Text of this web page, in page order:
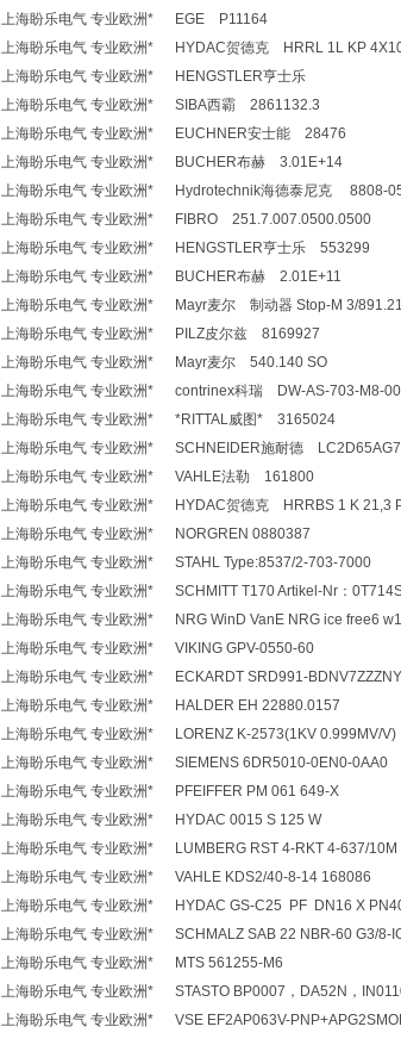
上海盼乐电气 专业欧洲* EGE P11164
上海盼乐电气 专业欧洲* HYDAC贺德克 HRRL 1L KP 4X10
上海盼乐电气 专业欧洲* HENGSTLER亨士乐
上海盼乐电气 专业欧洲* SIBA西霸 2861132.3
上海盼乐电气 专业欧洲* EUCHNER安士能 28476
上海盼乐电气 专业欧洲* BUCHER布赫 3.01E+14
上海盼乐电气 专业欧洲* Hydrotechnik海德泰尼克 8808-
上海盼乐电气 专业欧洲* FIBRO 251.7.007.0500.0500
上海盼乐电气 专业欧洲* HENGSTLER亨士乐 553299
上海盼乐电气 专业欧洲* BUCHER布赫 2.01E+11
上海盼乐电气 专业欧洲* Mayr麦尔 制动器 Stop-M 3/
上海盼乐电气 专业欧洲* PILZ皮尔兹 8169927
上海盼乐电气 专业欧洲* Mayr麦尔 540.140 SO
上海盼乐电气 专业欧洲* contrinex科瑞 DW-AS-703-M8-
上海盼乐电气 专业欧洲* *RITTAL威图* 3165024
上海盼乐电气 专业欧洲* SCHNEIDER施耐德 LC2D65AG7
上海盼乐电气 专业欧洲* VAHLE法勒 161800
上海盼乐电气 专业欧洲* HYDAC贺德克 HRRBS 1 K 21,3
上海盼乐电气 专业欧洲* NORGREN 0880387
上海盼乐电气 专业欧洲* STAHL Type:8537/2-703-7000
上海盼乐电气 专业欧洲* SCHMITT T170 Artikel-Nr：
上海盼乐电气 专业欧洲* NRG WinD VanE NRG ice free6
上海盼乐电气 专业欧洲* VIKING GPV-0550-60
上海盼乐电气 专业欧洲* ECKARDT SRD991-
上海盼乐电气 专业欧洲* HALDER EH 22880.0157
上海盼乐电气 专业欧洲* LORENZ K-2573(1KV 0.999MV/
上海盼乐电气 专业欧洲* SIEMENS 6DR5010-0EN0-0AA0
上海盼乐电气 专业欧洲* PFEIFFER PM 061 649-X
上海盼乐电气 专业欧洲* HYDAC 0015 S 125 W
上海盼乐电气 专业欧洲* LUMBERG RST 4-RKT 4-637/
上海盼乐电气 专业欧洲* VAHLE KDS2/40-8-14 168086
上海盼乐电气 专业欧洲* HYDAC GS-C25 PF DN16 X
上海盼乐电气 专业欧洲* SCHMALZ SAB 22 NBR-60 G3/
上海盼乐电气 专业欧洲* MTS 561255-M6
上海盼乐电气 专业欧洲* STASTO BP0007，DA52N，
上海盼乐电气 专业欧洲* VSE EF2AP063V-